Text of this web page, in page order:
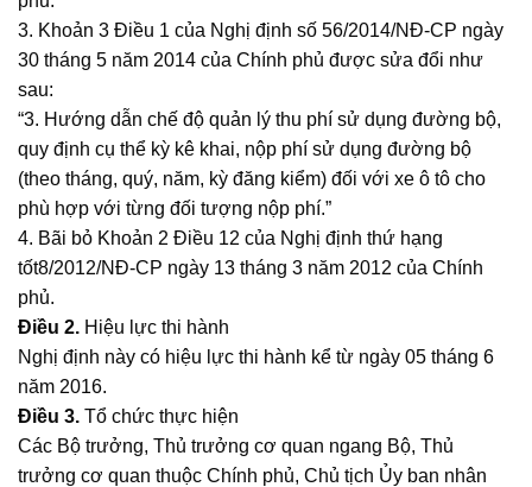
3. Khoản 3 Điều 1 của Nghị định số 56/2014/NĐ-CP ngày
30 tháng 5 năm 2014 của Chính phủ được sửa đổi như
sau:
“3. Hướng dẫn chế độ quản lý thu phí sử dụng đường bộ,
quy định cụ thể kỳ kê khai, nộp phí sử dụng đường bộ
(theo tháng, quý, năm, kỳ đăng kiểm) đối với xe ô tô cho
phù hợp với từng đối tượng nộp phí.”
4. Bãi bỏ Khoản 2 Điều 12 của Nghị định thứ hạng
tốt8/2012/NĐ-CP ngày 13 tháng 3 năm 2012 của Chính
phủ.
Điều 2. Hiệu lực thi hành
Nghị định này có hiệu lực thi hành kể từ ngày 05 tháng 6
năm 2016.
Điều 3. Tổ chức thực hiện
Các Bộ trưởng, Thủ trưởng cơ quan ngang Bộ, Thủ
trưởng cơ quan thuộc Chính phủ, Chủ tịch Ủy ban nhân